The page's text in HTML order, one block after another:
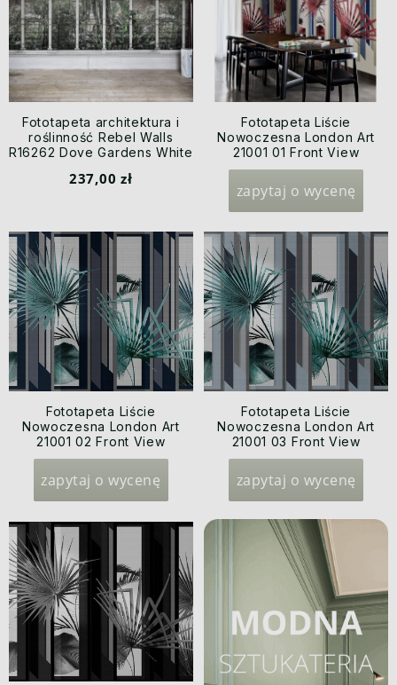
Fototapeta architektura i
roślinność Rebel Walls
R16262 Dove Gardens White
237,00 zł
Fototapeta Liście
Nowoczesna London Art
21001 01 Front View
Exclusive Wallpaper 2021
zapytaj o wycenę
Fototapeta Liście
Nowoczesna London Art
21001 02 Front View
Exclusive Wallpaper 2021
zapytaj o wycenę
Fototapeta Liście
Nowoczesna London Art
21001 03 Front View
Exclusive Wallpaper 2021
zapytaj o wycenę